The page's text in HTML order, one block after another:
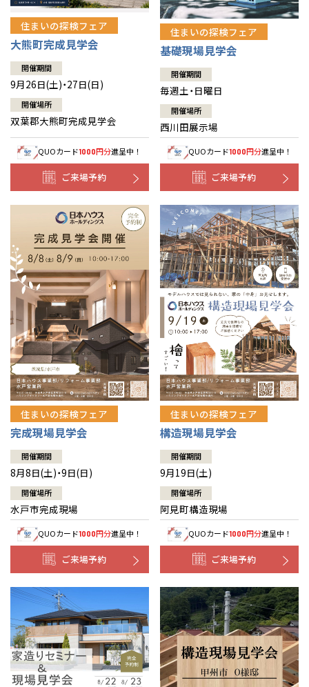
住まいの探検フェア
大熊町完成見学会
開催期間
9月26日(土)・27日(日)
開催場所
双葉郡大熊町完成見学会
QUOカード1000円分進呈中！
ご来場予約
住まいの探検フェア
基礎現場見学会
開催期間
毎週土・日曜日
開催場所
西川田展示場
QUOカード1000円分進呈中！
ご来場予約
住まいの探検フェア
完成現場見学会
開催期間
8月8日(土)・9日(日)
開催場所
水戸市完成現場
QUOカード1000円分進呈中！
ご来場予約
住まいの探検フェア
構造現場見学会
開催期間
9月19日(土)
開催場所
阿見町構造現場
QUOカード1000円分進呈中！
ご来場予約